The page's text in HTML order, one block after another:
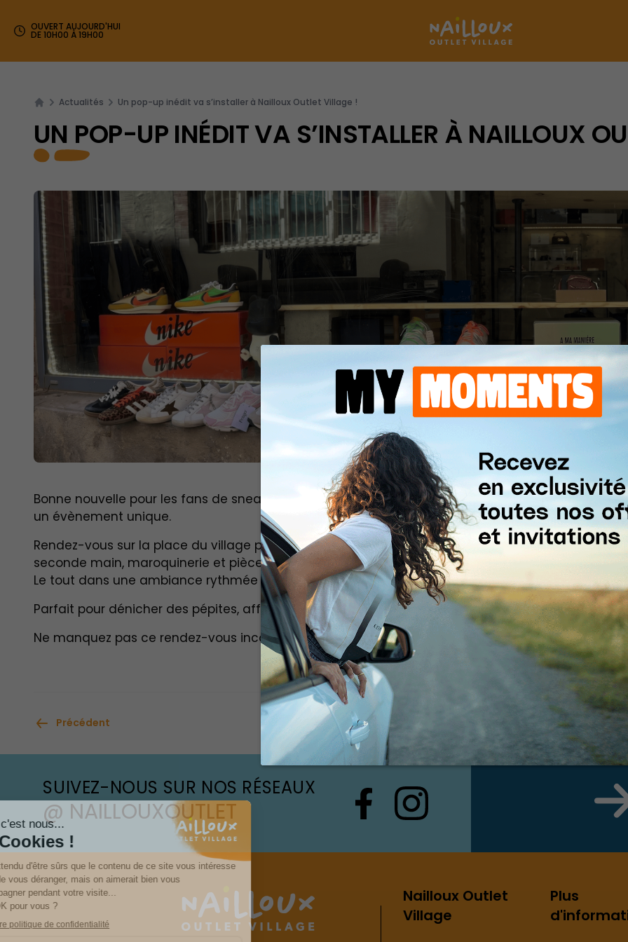
OUVERT AUJOURD'HUI
DE 10H00 À 19H00
Actualités Un pop-up inédit va s’installer à Nailloux Outlet Village !
UN POP-UP INÉDIT VA S’INSTALLER À NAILLOUX
Bonne nouvelle pour les fans de sneakers et de street culture : lesPrego Sneakers Day’sarrivent
un évènement unique.
Rendez-vous sur la place du village pour découvrir plus de3000 paires de sneakers , une
seconde main, maroquinerie et pièces tendance accessibles.
Le tout dans une ambiance rythmée par dustreet art, des DJ sets et des animations autour de
Parfait pour dénicher des pépites, affirmer votre style et vivre une expérience shopping
Ne manquez pas ce rendez-vous incontournable à Nailloux Outlet Village !
Précédent
SUIVEZ-NOUS SUR NOS RÉSEAUX
@ NAILLOUXOUTLET
Nailloux Outlet
Village
Plus